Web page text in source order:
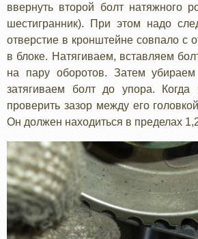
ввернуть второй болт натяжного
шестигранник). При этом надо
отверстие в кронштейне совпало с
в блоке. Натягиваем, вставляем
на пару оборотов. Затем
затягиваем болт до упора. Когда
проверить зазор между его
Он должен находиться в пределах